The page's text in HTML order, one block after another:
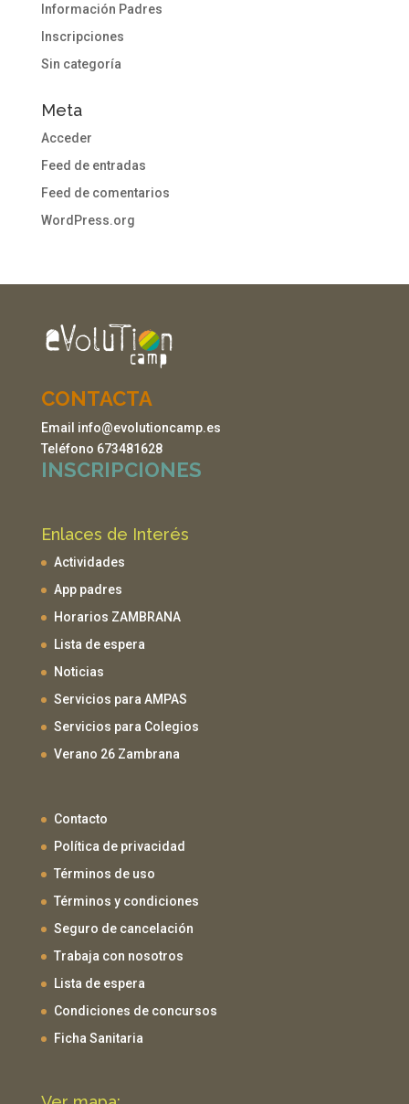
Información Padres
Inscripciones
Sin categoría
Meta
Acceder
Feed de entradas
Feed de comentarios
WordPress.org
CONTACTA
Email info@evolutioncamp.es
Teléfono 673481628
INSCRIPCIONES
Enlaces de Interés
Actividades
App padres
Horarios ZAMBRANA
Lista de espera
Noticias
Servicios para AMPAS
Servicios para Colegios
Verano 26 Zambrana
Contacto
Política de privacidad
Términos de uso
Términos y condiciones
Seguro de cancelación
Trabaja con nosotros
Lista de espera
Condiciones de concursos
Ficha Sanitaria